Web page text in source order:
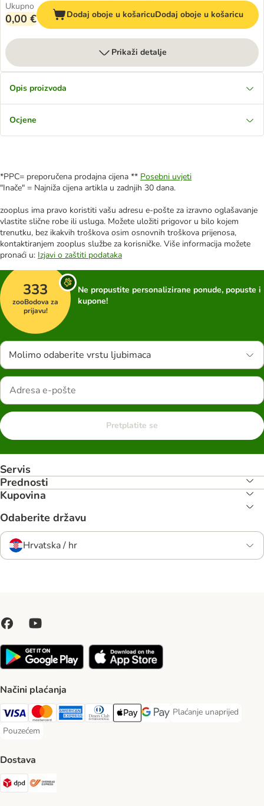
Ukupno
0,00 € Dodaj oboje u košaricuDodaj oboje u košaricu
Prikaži detalje
Opis proizvoda
Ocjene
*PPC= preporučena prodajna cijena ** Posebni uvjeti
"Inače" = Najniža cijena artikla u zadnjih 30 dana.
zooplus ima pravo koristiti vašu adresu e-pošte za izravno oglašavanje
vlastite slične robe ili usluga. Možete uložiti prigovor u bilo kojem
trenutku, bez ikakvih troškova osim osnovnih troškova prijenosa,
kontaktiranjem zooplus službe za korisničke. Više informacija možete
pronaći u: Izjavi o zaštiti podataka
333
zooBodova za
prijavu!
Ne propustite personalizirane ponude, popuste i
kupone!
Molimo odaberite vrstu ljubimaca
Pretplatite se
Servis
Prednosti
Kupovina
Odaberite državu
Hrvatska / hr
Načini plaćanja
Visa Payment Method
MasterCard Payment Method
American Express Payment Method
Diners Club Payment Method
Payment MethodGoogle pay Payment Method
Plaćanje unaprijed
Plaćanje unaprijed
Pouzećem
Pouzećem Payment Method
Dostava
DPD Shipping Method